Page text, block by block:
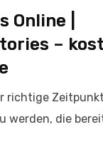
Online |
–
richtige
werden, die